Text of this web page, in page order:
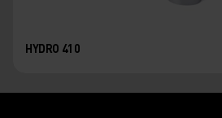
HYDRO 410